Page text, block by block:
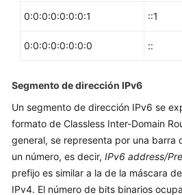
Resguardo
seguridad
la
red
0:0:0:0:0:0:0:1 ::1
0:0:0:0:0:0:0:0 ::
Segmento de dirección IPv6
Un segmento de dirección IPv6 se
formato de Classless Inter-Domain
general, se representa por una barra
un número, es decir, IPv6 address/
prefijo es similar a la de la máscara
IPv4. El número de bits binarios